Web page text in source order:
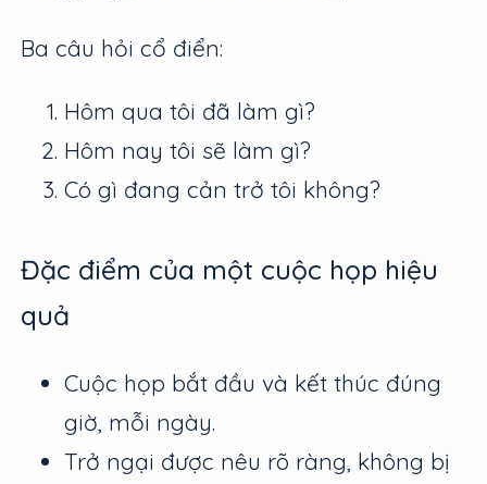
Ba câu hỏi cổ điển:
Hôm qua tôi đã làm gì?
Hôm nay tôi sẽ làm gì?
Có gì đang cản trở tôi không?
Đặc điểm của một cuộc họp hiệu
quả
Cuộc họp bắt đầu và kết thúc đúng
giờ, mỗi ngày.
Trở ngại được nêu rõ ràng, không bị